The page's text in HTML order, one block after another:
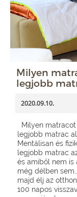
Milyen
legjobb
2020.09.10.
Milyen
legjobb matrac
Mentálisan és
legjobb matrac
és amiből nem is
még délben
majd élj az
100 napos